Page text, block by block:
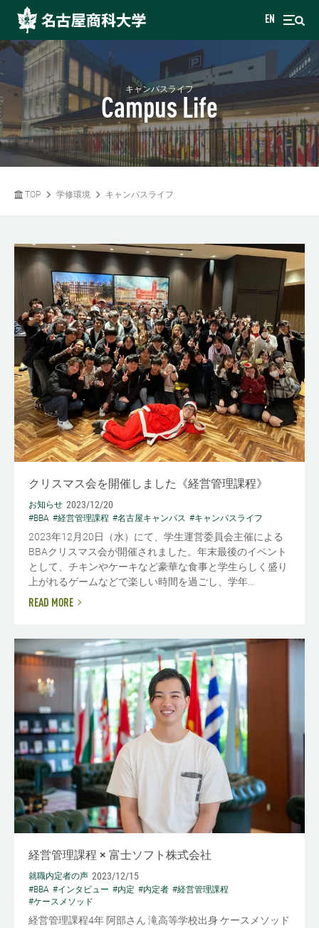
EN
キャンパスライフ
Campus Life
TOP 学修環境 キャンパスライフ
クリスマス会を開催しました《経営管理課程》
お知らせ 2023/12/20
#BBA #経営管理課程 #名古屋キャンパス #キャンパスライフ
2023年12月20日（水）にて、学生運営委員会主催による
BBAクリスマス会が開催されました。年末最後のイベント
として、チキンやケーキなど豪華な食事と学生らしく盛り
上がれるゲームなどで楽しい時間を過ごし、学年...
READ MORE
経営管理課程 × 富士ソフト株式会社
就職内定者の声 2023/12/15
#BBA #インタビュー #内定 #内定者 #経営管理課程
#ケースメソッド
経営管理課程4年 阿部さん 滝高等学校出身 ケースメソッド